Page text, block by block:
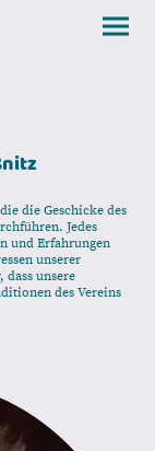
die Geschicke des
Jedes
und Erfahrungen
unserer
unsere
des Vereins